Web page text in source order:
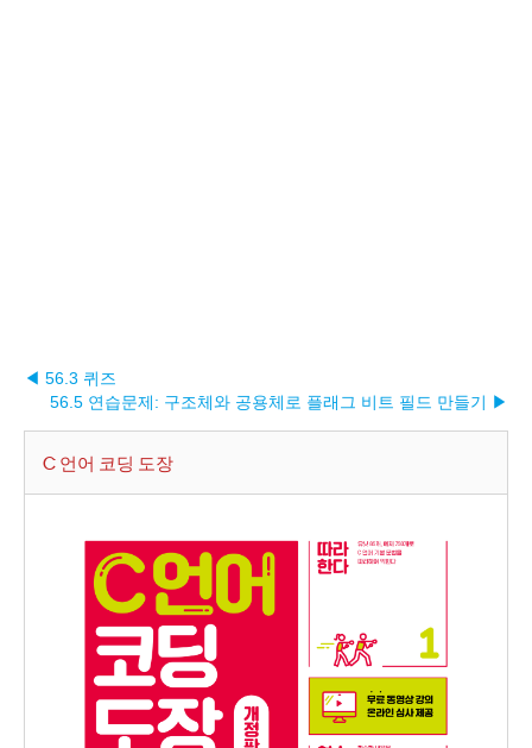
◀ 56.3 퀴즈
56.5 연습문제: 구조체와 공용체로 플래그 비트 필드 만들기 ▶︎
C 언어 코딩 도장